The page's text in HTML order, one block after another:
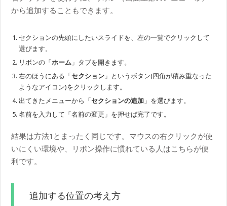
から追加することもできます。
セクションの先頭にしたいスライドを、左の一覧でクリックして
選びます。
リボンの「ホーム 」タブを開きます。
右のほうにある「セクション 」というボタン(四角が積み重なった
ようなアイコン)をクリックします。
出てきたメニューから「セクションの追加 」を選びます。
名前を入力して「名前の変更」を押せば完了です。
結果は方法1とまったく同じです。マウスの右クリックが使
いにくい環境や、リボン操作に慣れている人はこちらが便
利です。
追加する位置の考え方